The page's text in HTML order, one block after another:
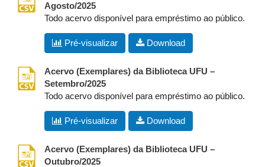
Agosto/2025
Todo acervo disponível para empréstimo ao público.
Pré-visualizar Download
Acervo (Exemplares) da Biblioteca UFU –
Setembro/2025
csv
Todo acervo disponível para empréstimo ao público.
Pré-visualizar Download
Acervo (Exemplares) da Biblioteca UFU –
Outubro/2025
csv